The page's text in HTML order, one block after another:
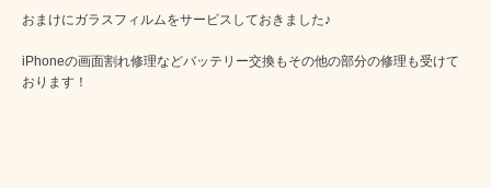
おまけにガラスフィルムをサービスしておきました♪
iPhoneの画面割れ修理などバッテリー交換もその他の部分の修理も受けて
おります！